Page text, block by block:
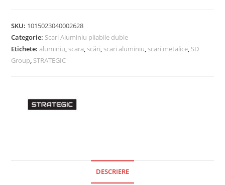
SKU: 1015023040002628
Categorie: Scari Aluminiu pliabile duble
Etichete:aluminiu scara scări scari aluminiu scari metalice SD
Group STRATEGIC
DESCRIERE